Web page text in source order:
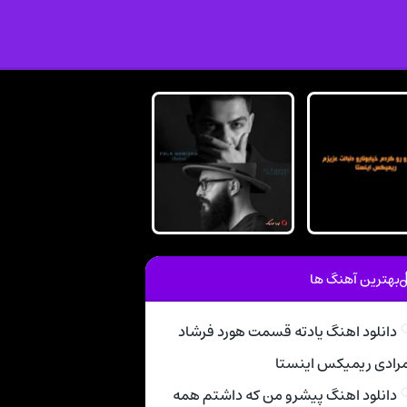
بهترین آهنگ ها
دانلود اهنگ یادته قسمت هورد فرشاد
ریمیکس اینستا
دانلود اهنگ پیشرو من که داشتم همه